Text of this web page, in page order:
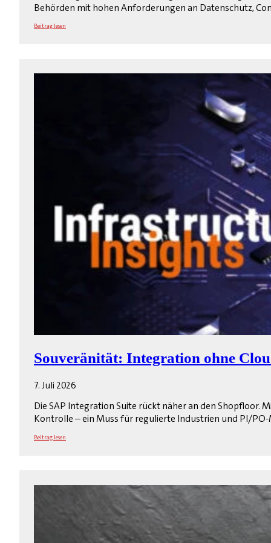
Behörden mit hohen Anforderungen an Datenschutz,
Beitrag lesen
Souveränität: Integration ohne
7. Juli 2026
Die SAP Integration Suite rückt näher an den Shopfloor.
Kontrolle – ein Muss für regulierte Industrien und PI/
Beitrag lesen